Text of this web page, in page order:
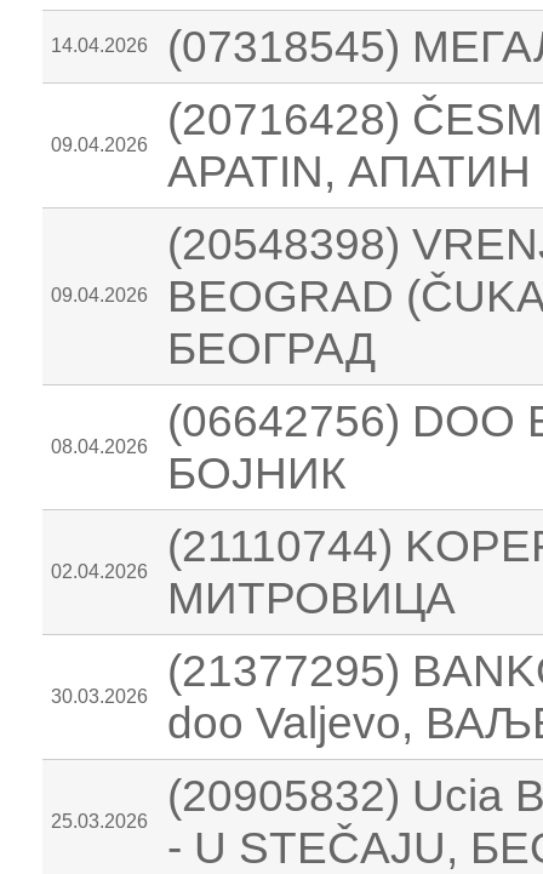
14.04.2026 (07318545)
09.04.2026
(20716428)
APATIN, АПАТИН
09.04.2026
(20548398)
BEOGRAD
БЕОГРАД
08.04.2026
(06642756) DOO
БОЈНИК
02.04.2026
(21110744)
МИТРОВИЦА
30.03.2026
(21377295)
doo Valjevo,
25.03.2026
(20905832) Ucia
- U STEČAJU,